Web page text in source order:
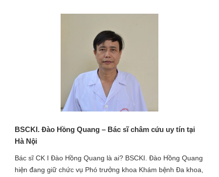
BSCKI. Đào Hồng Quang – Bác sĩ châm cứu uy tín tại
Hà Nội
Bác sĩ CK I Đào Hồng Quang là ai? BSCKI. Đào Hồng Quang
hiện đang giữ chức vụ Phó trưởng khoa Khám bệnh Đa khoa,